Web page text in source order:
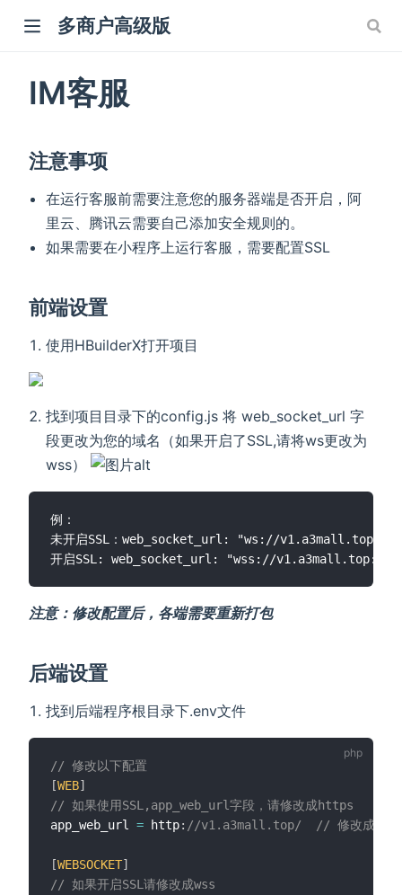
多商户高级版
IM客服
注意事项
在运行客服前需要注意您的服务器端是否开启，阿
里云、腾讯云需要自己添加安全规则的。
如果需要在小程序上运行客服，需要配置SSL
前端设置
使用HBuilderX打开项目
找到项目目录下的config.js 将 web_socket_url 字
段更改为您的域名（如果开启了SSL,请将ws更改为
wss）
例：
未开启SSL：web_socket_url: "ws://
注意：修改配置后，各端需要重新打包
后端设置
找到后端程序根目录下.env文件
// 修改以下配置
[WEB]
// 如果使用SSL,app_web_url字段，请修改成https
app_web_url = http: //v1.a3mall.top/  // 修改成您的
[WEBSOCKET]
// 如果开启SSL请修改成wss